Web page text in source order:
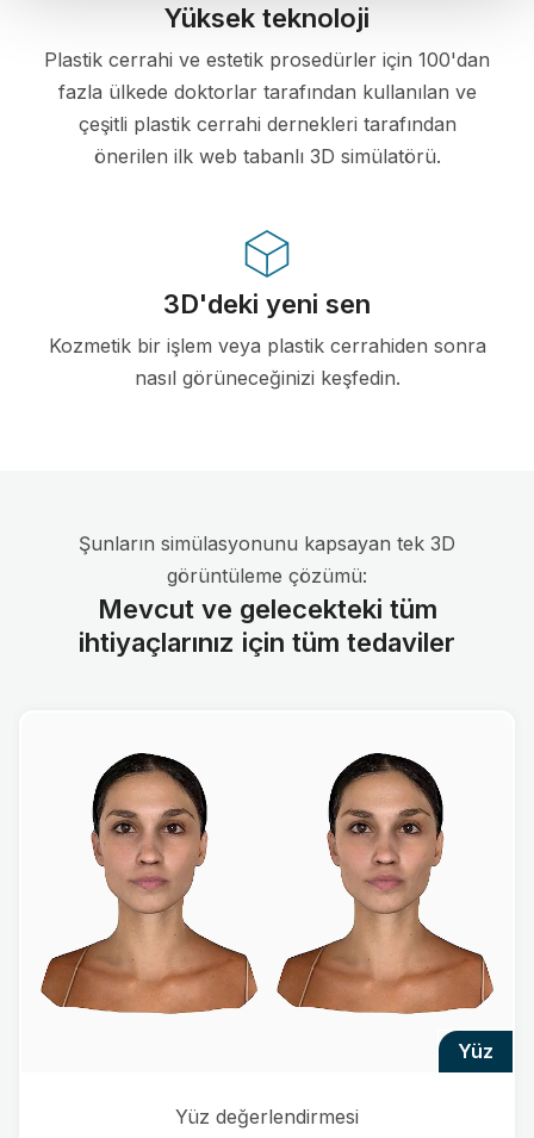
Yüksek teknoloji
Plastik cerrahi ve estetik prosedürler için 100'dan
fazla ülkede doktorlar tarafından kullanılan ve
çeşitli plastik cerrahi dernekleri tarafından
önerilen ilk web tabanlı 3D simülatörü.
3D'deki yeni sen
Kozmetik bir işlem veya plastik cerrahiden sonra
nasıl görüneceğinizi keşfedin.
Şunların simülasyonunu kapsayan tek 3D
görüntüleme çözümü:
Mevcut ve gelecekteki tüm
ihtiyaçlarınız için tüm tedaviler
yüz
Yüz değerlendirmesi